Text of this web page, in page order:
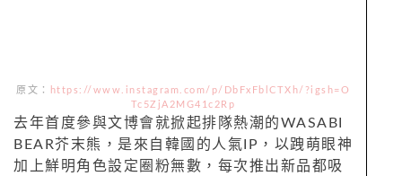
原文：
https://www.instagram.com/p/DbFxFblCTXh/?igsh=O
Tc5ZjA2MG41c2Rp
去年首度參與文博會就掀起排隊熱潮的WASABI
BEAR芥末熊，是來自韓國的人氣IP，以跩萌眼神
加上鮮明角色設定圈粉無數，每次推出新品都吸